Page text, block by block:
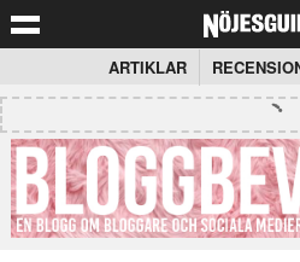
ARTIKLAR